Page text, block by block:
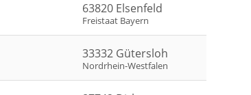
63820 Elsenfeld
Freistaat Bayern
33332 Gütersloh
Nordrhein-Westfalen